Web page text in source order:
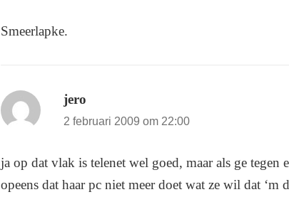
Smeerlapke.
jero
2 februari 2009 om 22:00
ja op dat vlak is telenet wel goed, maar als ge tegen
opeens dat haar pc niet meer doet wat ze wil dat ‘m